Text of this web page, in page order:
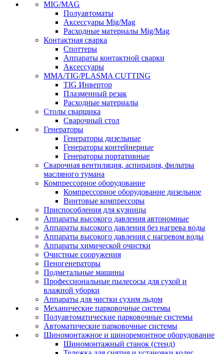
MIG/MAG
Полуавтоматы
Аксессуары Mig/Mag
Расходные материалы Mig/Mag
Контактная сварка
Споттеры
Аппараты контактной сварки
Аксессуары
MMA/TIG/PLASMA CUTTING
TIG Инвертор
Плазменный резак
Расходные материалы
Столы сварщика
Сварочный стол
Генераторы
Генераторы дизельные
Генераторы контейнерные
Генераторы портативные
Сварочная вентиляция, аспирация, фильтры
масляного тумана
Компрессорное оборудование
Компрессорное оборудование дизельное
Винтовые компрессоры
Приспособления для кузницы
Аппараты высокого давления автономные
Аппараты высокого давления без нагрева воды
Аппараты высокого давления с нагревом воды
Аппараты химической очистки
Очистные сооружения
Пеногенераторы
Подметальные машины
Профессиональные пылесосы для сухой и
влажной уборки
Аппараты для чистки сухим льдом
Механические парковочные системы
Полуавтоматические парковочные системы
Автоматические парковочные системы
Шиномонтажное и шиноремонтное оборудование
Шиномонтажный станок (стенд)